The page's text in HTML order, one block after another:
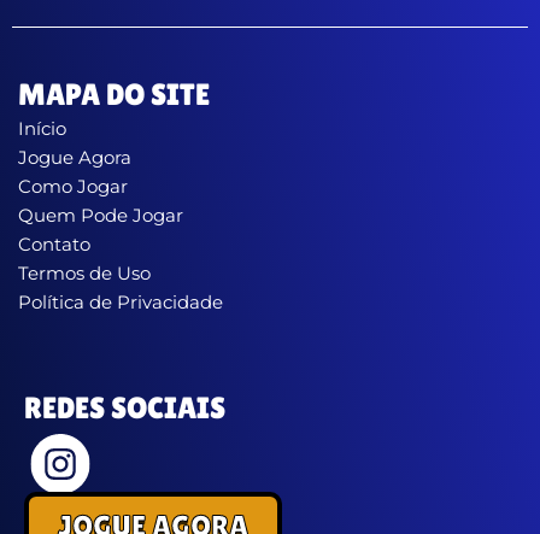
MAPA DO SITE
Início
Jogue Agora
Como Jogar
Quem Pode Jogar
Contato
Termos de Uso
Política de Privacidade
REDES SOCIAIS
JOGUE AGORA